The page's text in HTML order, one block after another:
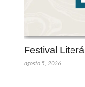
Festival
agosto 5, 2026